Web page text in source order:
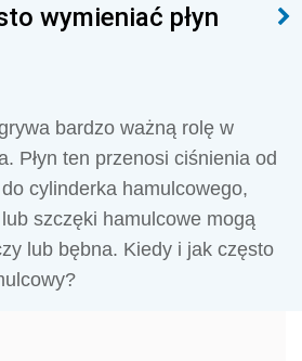
wymieniać płyn
bardzo ważną rolę w
Płyn ten przenosi ciśnienia od
cylinderka hamulcowego,
szczęki hamulcowe mogą
lub bębna. Kiedy i jak często